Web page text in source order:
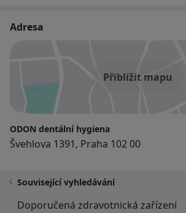
Adresa
Přiblížit mapu
ODON dentální hygiena
Švehlova 1391, Praha 102 00
Související vyhledávání
Doporučená zdravotnická zařízení